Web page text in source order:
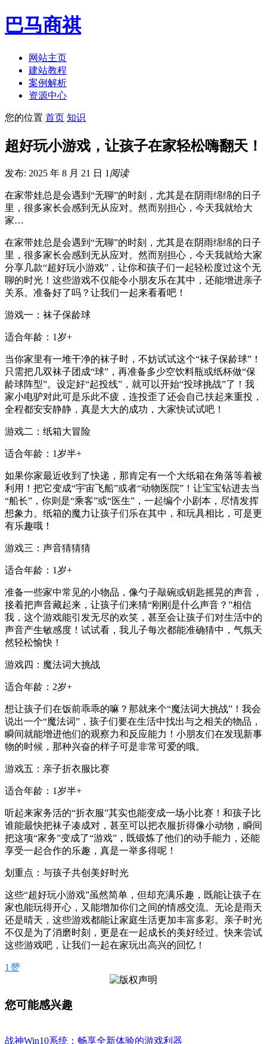
巴马商祺
网站主页
建站教程
案例解析
资源中心
您的位置 首页 知识
超好玩小游戏，让孩子在家轻松嗨翻天！
发布: 2025 年 8 月 21 日 1 阅读
在家带娃总是会遇到“无聊”的时刻，尤其是在阴雨绵绵的日子
里，很多家长会感到无从应对。然而别担心，今天我就给大
家…
在家带娃总是会遇到“无聊”的时刻，尤其是在阴雨绵绵的日子
里，很多家长会感到无从应对。然而别担心，今天我就给大家
分享几款“超好玩小游戏”，让你和孩子们一起轻松度过这个无
聊的时光！这些游戏不仅能令小朋友乐在其中，还能增进亲子
关系。准备好了吗？让我们一起来看看吧！
游戏一：袜子保龄球
适合年龄：1岁+
当你家里有一堆干净的袜子时，不妨试试这个“袜子保龄球”！
只需把几双袜子团成“球”，再准备多少空饮料瓶或纸杯做“保
龄球阵型”。设定好“起投线”，就可以开始“投球挑战”了！我
家小电驴对此可是乐此不疲，连投歪了还会自己扶起来重投，
全程都安安静静，真是大大的成功，大家快试试吧！
游戏二：纸箱大冒险
适合年龄：1岁半+
如果你家最近收到了快递，那肯定有一个大纸箱在角落等着被
利用！把它变成“宇宙飞船”或者“动物医院”！让宝宝钻进去当
“船长”，你则是“乘客”或“医生”，一起编个小剧本，尽情发挥
想象力。纸箱的魔力让孩子们乐在其中，和玩具相比，可是更
有乐趣哦！
游戏三：声音猜猜猜
适合年龄：1岁+
准备一些家中常见的小物品，像勺子敲碗或钥匙摇晃的声音，
接着把声音藏起来，让孩子们来猜“刚刚是什么声音？”相信
我，这个游戏能引发无尽的欢笑，甚至会让孩子们对生活中的
声音产生敏感度！试试看，我儿子每次都能准确猜中，气氛天
然轻松愉快！
游戏四：魔法词大挑战
适合年龄：2岁+
想让孩子们在饭前乖乖的嘛？那就来个“魔法词大挑战”！我会
说出一个“魔法词”，孩子们要在生活中找出与之相关的物品，
瞬间就能增进他们的观察力和反应能力！小朋友们在发现新事
物的时候，那种兴奋的样子可是非常可爱的哦。
游戏五：亲子折衣服比赛
适合年龄：1岁半+
听起来家务活的“折衣服”其实也能变成一场小比赛！和孩子比
谁能最快把袜子凑成对，甚至可以把衣服折得像小动物，瞬间
把这项“家务”变成了“游戏”，既锻炼了他们的动手能力，还能
享受一起合作的乐趣，真是一举多得呢！
划重点：与孩子共创美好时光
这些“超好玩小游戏”虽然简单，但却充满乐趣，既能让孩子在
家也能玩得开心，又能增加你们之间的情感交流。无论是雨天
还是晴天，这些游戏都能让家庭生活更加丰富多彩。亲子时光
不仅是为了消磨时刻，更是在一起成长的美好经过。快来尝试
这些游戏吧，让我们一起在家玩出高兴的回忆！
1 赞
您可能感兴趣
战神Win10系统：畅享全新体验的游戏利器